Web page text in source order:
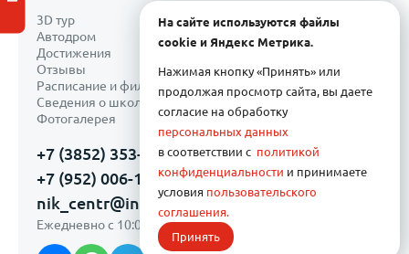
+7 (3852) 353-335
+7 (952) 006-11-21
nik_centr@inbox.ru
Ежедневно с 10:00 до 20:00
3D тур
Автодром
Достижения
Отзывы
Расписание и филиалы
Сведения о школе
Фотогалерея
На сайте используются файлы
cookie и Яндекс Метрика.
Нажимая кнопку «Принять» или
продолжая просмотр сайта, вы даете
согласие на обработку
персональных данных
в соответствии с политикой
конфиденциальности и принимаете
условия пользовательского
соглашения.
Принять